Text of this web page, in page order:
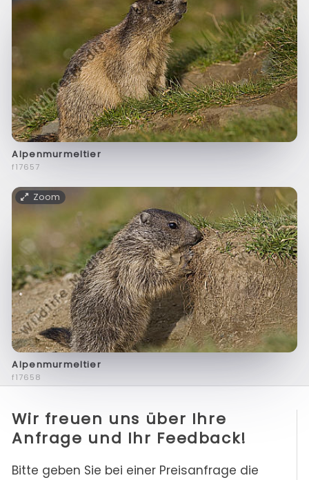
Alpenmurmeltier
f17657
Zoom
Alpenmurmeltier
f17658
Wir freuen uns über Ihre
Anfrage und Ihr Feedback!
Bitte geben Sie bei einer Preisanfrage die